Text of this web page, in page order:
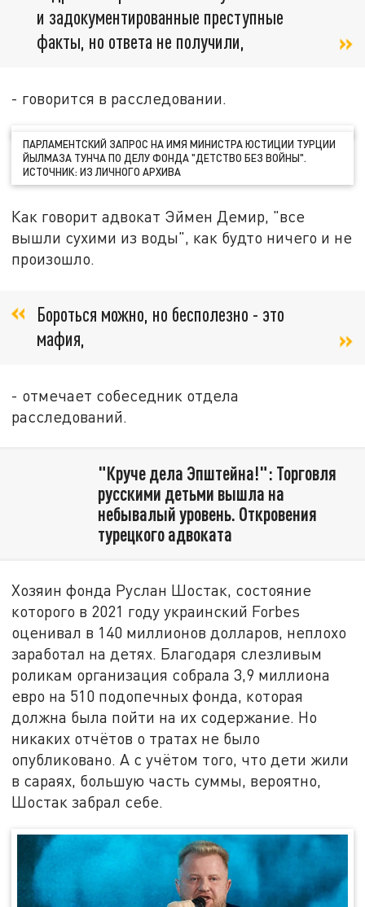
и задокументированные преступные
факты, но ответа не получили,
- говорится в расследовании.
ПАРЛАМЕНТСКИЙ ЗАПРОС НА ИМЯ МИНИСТРА ЮСТИЦИИ ТУРЦИИ
ЙЫЛМАЗА ТУНЧА ПО ДЕЛУ ФОНДА "ДЕТСТВО БЕЗ ВОЙНЫ".
ИСТОЧНИК: ИЗ ЛИЧНОГО АРХИВА
Как говорит адвокат Эймен Демир, "все
вышли сухими из воды", как будто ничего и не
произошло.
Бороться можно, но бесполезно - это
мафия,
- отмечает собеседник отдела
расследований.
"Круче дела Эпштейна!": Торговля
русскими детьми вышла на
небывалый уровень. Откровения
турецкого адвоката
Хозяин фонда Руслан Шостак, состояние
которого в 2021 году украинский Forbes
оценивал в 140 миллионов долларов, неплохо
заработал на детях. Благодаря слезливым
роликам организация собрала 3,9 миллиона
евро на 510 подопечных фонда, которая
должна была пойти на их содержание. Но
никаких отчётов о тратах не было
опубликовано. А с учётом того, что дети жили
в сараях, большую часть суммы, вероятно,
Шостак забрал себе.